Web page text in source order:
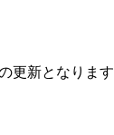
更新となります